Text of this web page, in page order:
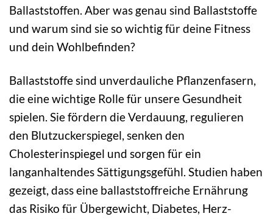
Ballaststoffen. Aber was genau sind Ballaststoffe
und warum sind sie so wichtig für deine Fitness
und dein Wohlbefinden?
Ballaststoffe sind unverdauliche Pflanzenfasern,
die eine wichtige Rolle für unsere Gesundheit
spielen. Sie fördern die Verdauung, regulieren
den Blutzuckerspiegel, senken den
Cholesterinspiegel und sorgen für ein
langanhaltendes Sättigungsgefühl. Studien haben
gezeigt, dass eine ballaststoffreiche Ernährung
das Risiko für Übergewicht, Diabetes, Herz-